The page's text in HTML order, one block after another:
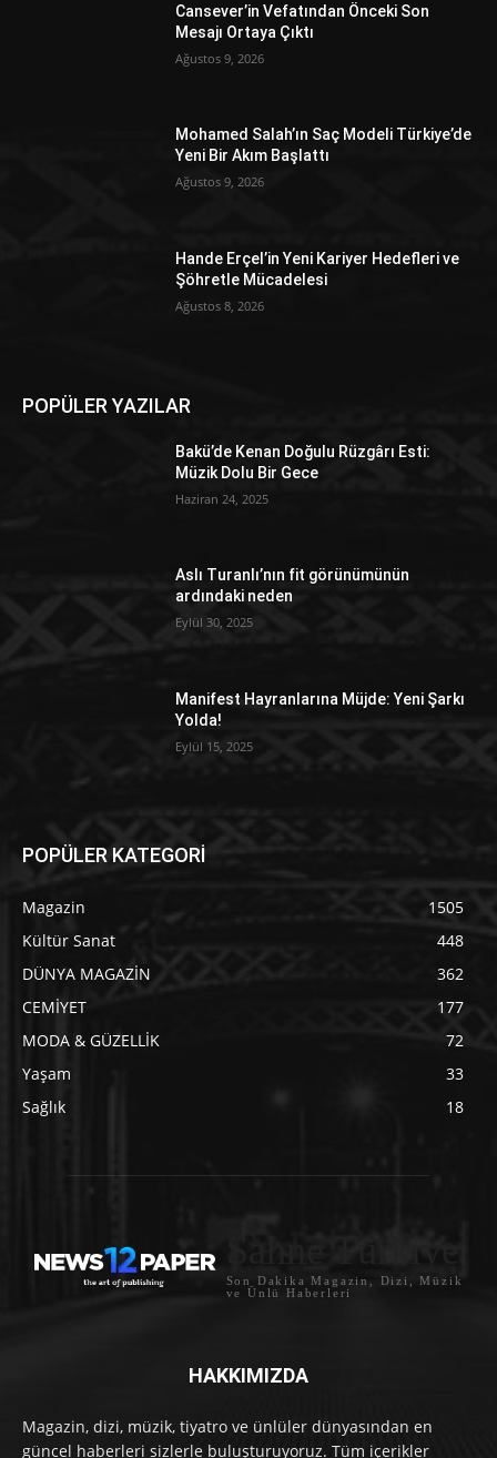
Cansever’in Vefatından Önceki Son
Mesajı Ortaya Çıktı
Ağustos 9, 2026
Mohamed Salah’ın Saç Modeli Türkiye’de
Yeni Bir Akım Başlattı
Ağustos 9, 2026
Hande Erçel’in Yeni Kariyer Hedefleri ve
Şöhretle Mücadelesi
Ağustos 8, 2026
POPÜLER YAZILAR
Bakü’de Kenan Doğulu Rüzgârı Esti:
Müzik Dolu Bir Gece
Haziran 24, 2025
Aslı Turanlı’nın fit görünümünün
ardındaki neden
Eylül 30, 2025
Manifest Hayranlarına Müjde: Yeni Şarkı
Yolda!
Eylül 15, 2025
POPÜLER KATEGORİ
Magazin
1505
Kültür Sanat
448
DÜNYA MAGAZİN
362
CEMİYET
177
MODA & GÜZELLİK
72
Yaşam
33
Sağlık
18
Sahne Türkiye
Son Dakika Magazin, Dizi, Müzik
ve Ünlü Haberleri
HAKKIMIZDA
Magazin, dizi, müzik, tiyatro ve ünlüler dünyasından en
güncel haberleri sizlerle buluşturuyoruz. Tüm içerikler